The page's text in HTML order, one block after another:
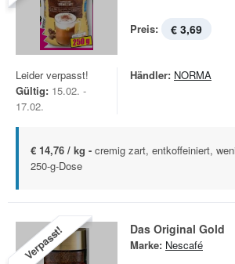
Preis: € 3,69
Leider verpasst!
Gültig: 15.02. -
17.02.
Händler: NORMA
€ 14,76 / kg - cremig zart, entkoffeiniert,
250-g-Dose
Verpasst! Das Original Gold
Marke: Nescafé